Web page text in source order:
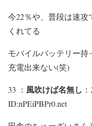
今22％や、普段は速
くれてる
モバイルバッテリー
充電出来ない(笑)
33 ： 風吹けば名無し
ID:nPEiPBPr0.net